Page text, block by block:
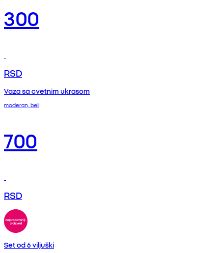
300
RSD
Vaza sa cvetnim ukrasom
moderan, beli
700
RSD
Set od 6 viljuški